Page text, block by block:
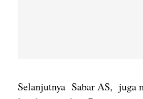
Selanjutnya Sabar AS, juga